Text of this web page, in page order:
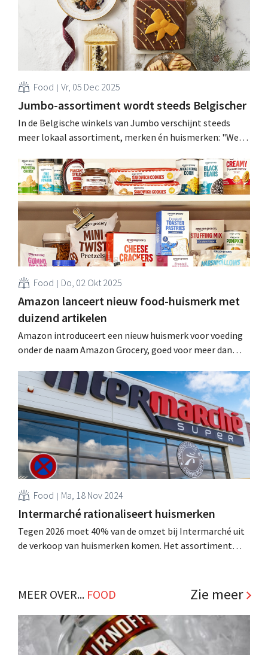
Food Vr, 05 Dec 2025
Jumbo-assortiment wordt steeds Belgischer
In de Belgische winkels van Jumbo verschijnt steeds
meer lokaal assortiment, merken én huismerken: "We
leveranciers kunnen ook doorstromen naar de
Nederlandse markt. .
Food Do, 02 Okt 2025
Amazon lanceert nieuw food-huismerk met
duizend artikelen
Amazon introduceert een nieuw huismerk voor voeding
onder de naam Amazon Grocery, goed voor meer dan
Fresh- en Happy Belly-merken tot één coherent aanbod
basisboodschappen. .
Food Ma, 18 Nov 2024
Intermarché rationaliseert huismerken
Tegen 2026 moet 40% van de omzet bij Intermarché uit
de verkoop van huismerken komen. Het assortiment
eerst op de verpakking. .
MEER OVER... FOOD Zie meer